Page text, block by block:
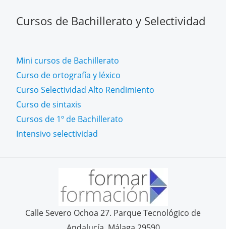
Cursos de Bachillerato y Selectividad
Mini cursos de Bachillerato
Curso de ortografía y léxico
Curso Selectividad Alto Rendimiento
Curso de sintaxis
Cursos de 1º de Bachillerato
Intensivo selectividad
Calle Severo Ochoa 27. Parque Tecnológico de